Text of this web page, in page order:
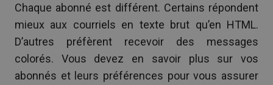
Chaque abonné est différent. Certains répondent
mieux aux courriels en texte brut qu’en HTML.
D’autres préfèrent recevoir des messages
colorés. Vous devez en savoir plus sur vos
abonnés et leurs préférences pour vous assurer